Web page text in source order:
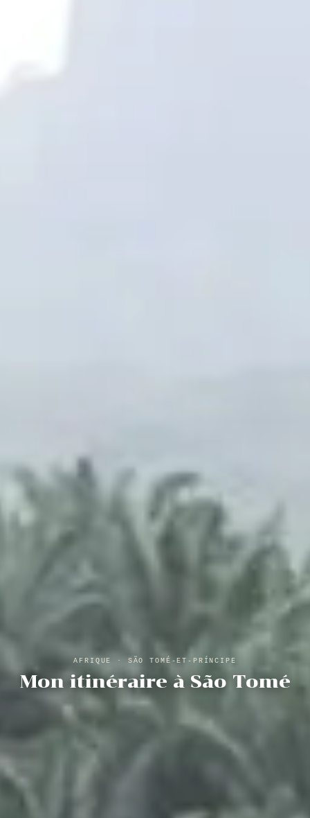
AFRIQUE · SÃO TOMÉ-ET-PRÍNCIPE
Mon itinéraire à São Tomé